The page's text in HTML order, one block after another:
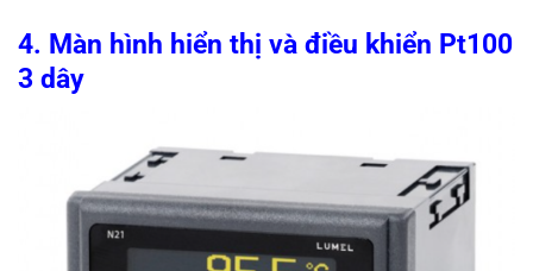
4. Màn hình hiển thị và điều khiển Pt100
3 dây